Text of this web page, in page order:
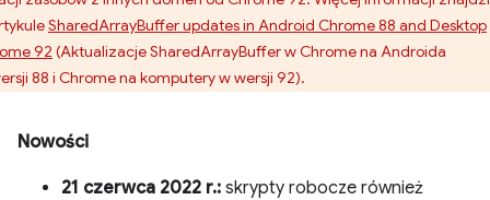
SharedArrayBuffer updates in Android Chrome 88 and Desktop
92 (Aktualizacje SharedArrayBuffer w Chrome na Androida
88 i Chrome na komputery w wersji 92).
Nowości
21 czerwca 2022 r.: skrypty robocze również